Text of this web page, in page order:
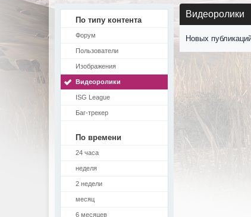
По типу контента
Форум
Пользователи
Изображения
Видеоролики
ISG League
Баг-трекер
По времени
24 часа
неделя
2 недели
месяц
6 месяцев
Видеоролики
Новых